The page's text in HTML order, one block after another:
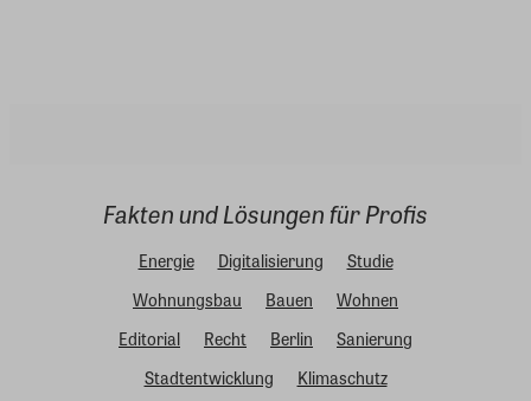
Fakten und Lösungen für Profis
Energie Digitalisierung
Studie
Wohnungsbau
Bauen
Wohnen
Editorial
Recht Berlin
Sanierung
Stadtentwicklung
Klimaschutz